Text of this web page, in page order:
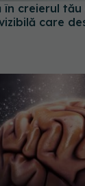
în creierul
care